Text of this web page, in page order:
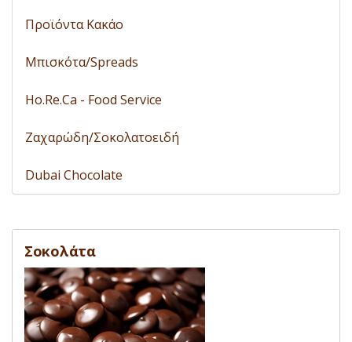
Προϊόντα Κακάο
Μπισκότα/Spreads
Ho.Re.Ca - Food Service
Ζαχαρώδη/Σοκολατοειδή
Dubai Chocolate
Σοκολάτα